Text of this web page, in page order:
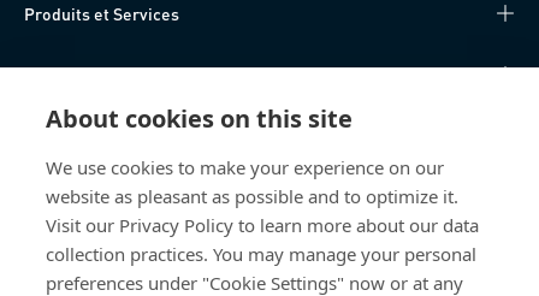
About cookies on this site
We use cookies to make your experience on our
website as pleasant as possible and to optimize it.
Visit our Privacy Policy to learn more about our data
collection practices. You may manage your personal
preferences under "Cookie Settings" now or at any
Produits et Services
Centre de connaissances
Qui sommes-nous
Bossard France